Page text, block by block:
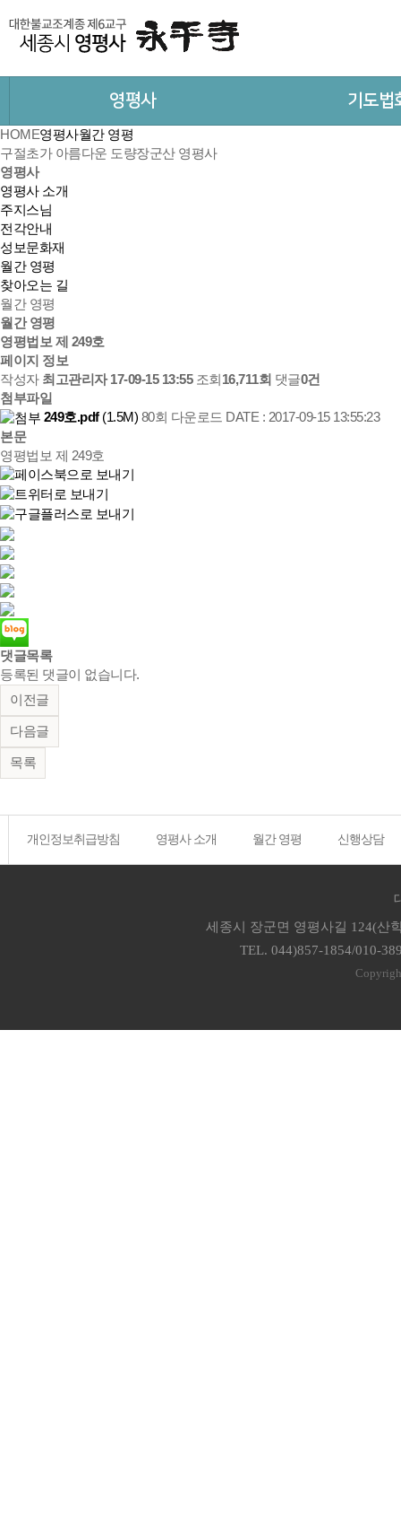
영평사 기도법
HOME영평사월간 영평
구절초가 아름다운 도량장군산 영평사
영평사
영평사 소개
주지스님
전각안내
성보문화재
월간 영평
찾아오는 길
월간 영평
월간 영평
영평법보 제 249호
페이지 정보
작성자 최고관리자 17-09-15 13:55조회 16,711회 댓글0건
첨부파일
249호.pdf(1.5M) 80회 다운로드 DATE : 2017-09-15 13:55:23
본문
영평법보 제 249호
댓글목록
등록된 댓글이 없습니다.
이전글
다음글
목록
개인정보취급방침 영평사 소개 월간 영평 신행상담
세종시 장군면 영평사길 124(산
TEL. 044)857-1854/010-